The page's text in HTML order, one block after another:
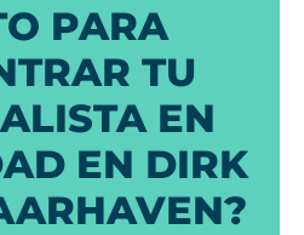
PARA
TU
EN
EN DIRK